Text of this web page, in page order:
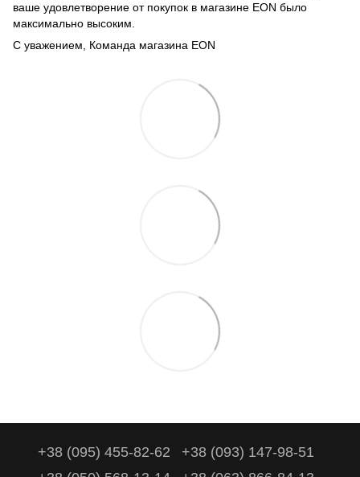
ваше удовлетворение от покупок в магазине EON было
максимально высоким.
С уважением, Команда магазина EON
+38 (095) 455-82-62
+38 (093) 147-98-51